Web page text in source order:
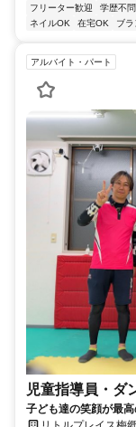
フリーター歓迎 学歴不問
ネイルOK
在宅OK ブ
アルバイト・パート
児童指導員・ダ
子ども達の笑顔が最